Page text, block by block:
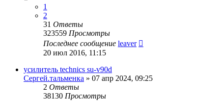
1
2
31 Ответы
323559 Просмотры
Последнее сообщение leaver
20 июл 2016, 11:15
усилитель technics su-v90d
Сергей.тальменка » 07 апр 2024, 09:25
2 Ответы
38130 Просмотры